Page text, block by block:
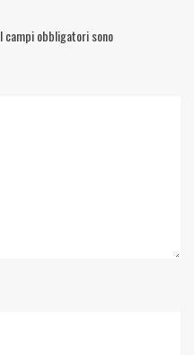
I campi obbligatori sono